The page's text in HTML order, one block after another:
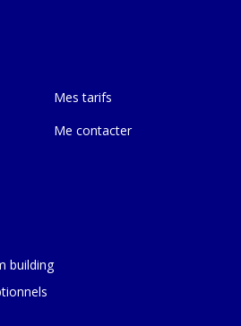
building
Mes tarifs
Me contacter